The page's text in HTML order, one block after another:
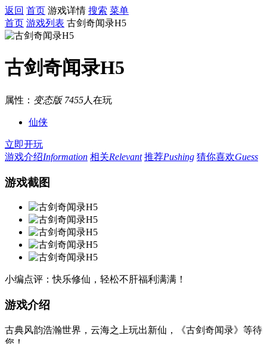
返回 首页 游戏详情 搜索 菜单
首页 游戏列表 古剑奇闻录H5
古剑奇闻录H5
属性： 变态版 7455人在玩
仙侠
立即开玩
游戏介绍Information 相关Relevant 推荐Pushing 猜你喜欢Guess
游戏截图
小编点评：快乐修仙，轻松不肝福利满满！
游戏介绍
古典风韵浩瀚世界，云海之上玩出新仙，《古剑奇闻录》等待